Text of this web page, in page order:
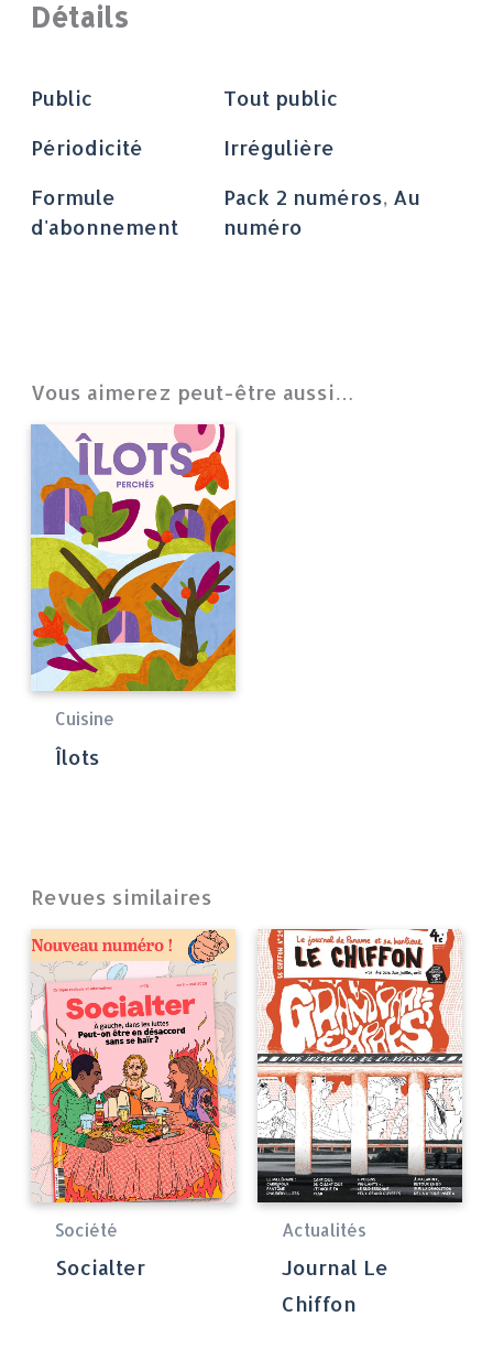
Détails
Public
Tout public
Périodicité
Irrégulière
Formule
d'abonnement
Pack 2 numéros, Au
numéro
Vous aimerez peut-être aussi…
Cuisine
Îlots
Revues similaires
Société
Socialter
Actualités
Journal Le
Chiffon